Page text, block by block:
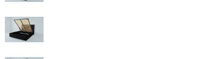
МАТРАСЫ
МЕБЕЛЬ